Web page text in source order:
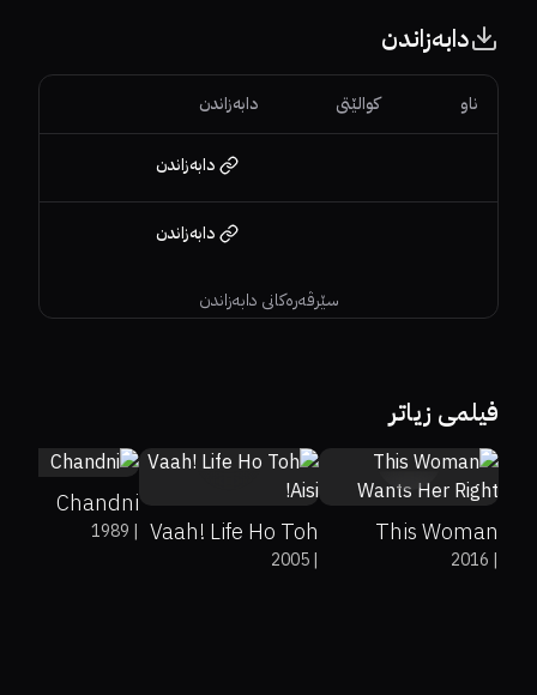
دابەزاندن
سێرڤەرەکانی دابەزاندن
ناو کوالێتی دابەزاندن
دابەزاندن
دابەزاندن
فیلمی زیاتر
6.5
This Woman
Wants Her Right|
2016
Vaah! Life Ho Toh
Aisi!|
2005
Chandni
|
1989